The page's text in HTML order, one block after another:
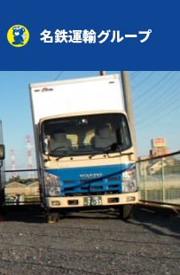
名鉄運輸グループ